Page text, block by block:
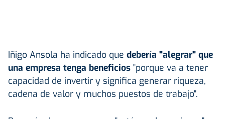
Iñigo Ansola ha indicado que debería "alegrar" que
una empresa tenga beneficios "porque va a tener
capacidad de invertir y significa generar riqueza,
cadena de valor y muchos puestos de trabajo".